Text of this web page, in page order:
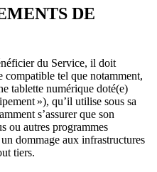
DE
du Service, il doit
compatible tel que notamment,
tablette numérique doté(e)
»), qu’il utilise sous sa
s’assurer que son
ou autres programmes
dommage aux infrastructures
tiers.